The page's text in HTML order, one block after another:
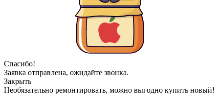
Спасибо!
Заявка отправлена, ожидайте звонка.
Закрыть
Необязательно ремонтировать, можно выгодно купить новый!